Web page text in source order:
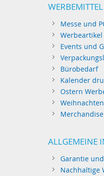
WERBEMITTEL
Messe und
Werbeartikel
Events und
Bürobedarf
Kalender
Ostern
ALLGEMEINE
Garantie
Nachhaltige